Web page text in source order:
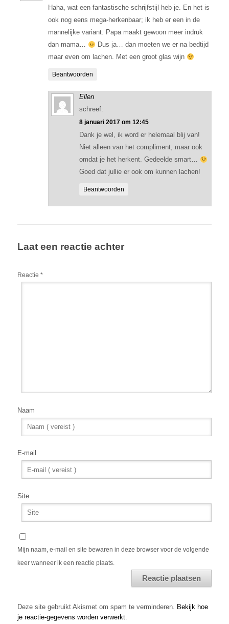
Haha, wat een fantastische schrijfstijl heb je. En het is
ook nog eens mega-herkenbaar; ik heb er een in de
mannelijke variant. Papa maakt gewoon meer indruk
dan mama…
Dus ja… dan moeten we er na bedtijd
maar even om lachen. Met een groot glas wijn
Beantwoorden
Ellen
schreef:
8 januari 2017 om 12:45
Dank je wel, ik word er helemaal blij van!
Niet alleen van het compliment, maar ook
omdat je het herkent. Gedeelde smart…
Goed dat jullie er ook om kunnen lachen!
Beantwoorden
Laat een reactie achter
Reactie *
Naam
E-mail
Site
Mijn naam, e-mail en site bewaren in deze browser voor de volgende
keer wanneer ik een reactie plaats.
Deze site gebruikt Akismet om spam te verminderen. Bekijk hoe
je reactie-gegevens worden verwerkt.